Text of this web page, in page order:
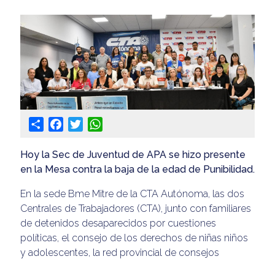
Share Facebook
Twitter
Hoy la Sec de Juventud de APA se hizo presente
en la Mesa contra la baja de la edad de Punibilidad.
En la sede Bme Mitre de la CTA Autónoma, las dos
Centrales de Trabajadores (CTA), junto con familiares
de detenidos desaparecidos por cuestiones
políticas, el consejo de los derechos de niñas niños
y adolescentes, la red provincial de consejos